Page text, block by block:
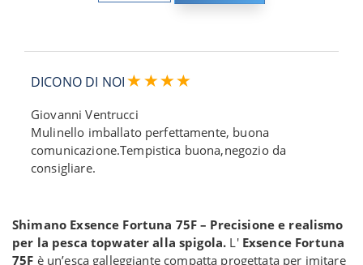
DICONO DI NOI
Giovanni Ventrucci
Mulinello imballato perfettamente, buona
comunicazione.Tempistica buona,negozio da
consigliare.
Shimano Exsence Fortuna 75F – Precisione e realismo
per la pesca topwater alla spigola. L' Exsence Fortuna
75F è un’esca galleggiante compatta progettata per imitare